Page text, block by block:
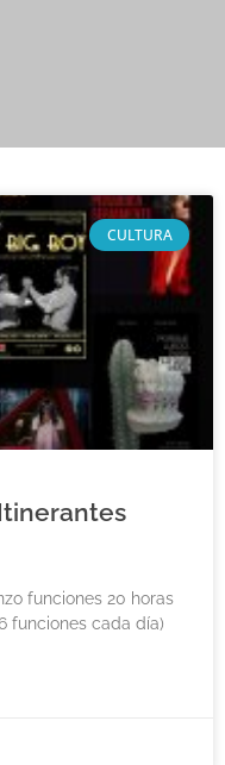
CULTURA
funciones 20 horas
funciones cada día)